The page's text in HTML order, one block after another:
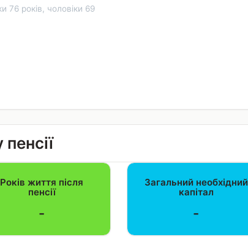
76 років, чоловіки 69
Років життя після
пенсії
-
Загальний необхідний
капітал
-